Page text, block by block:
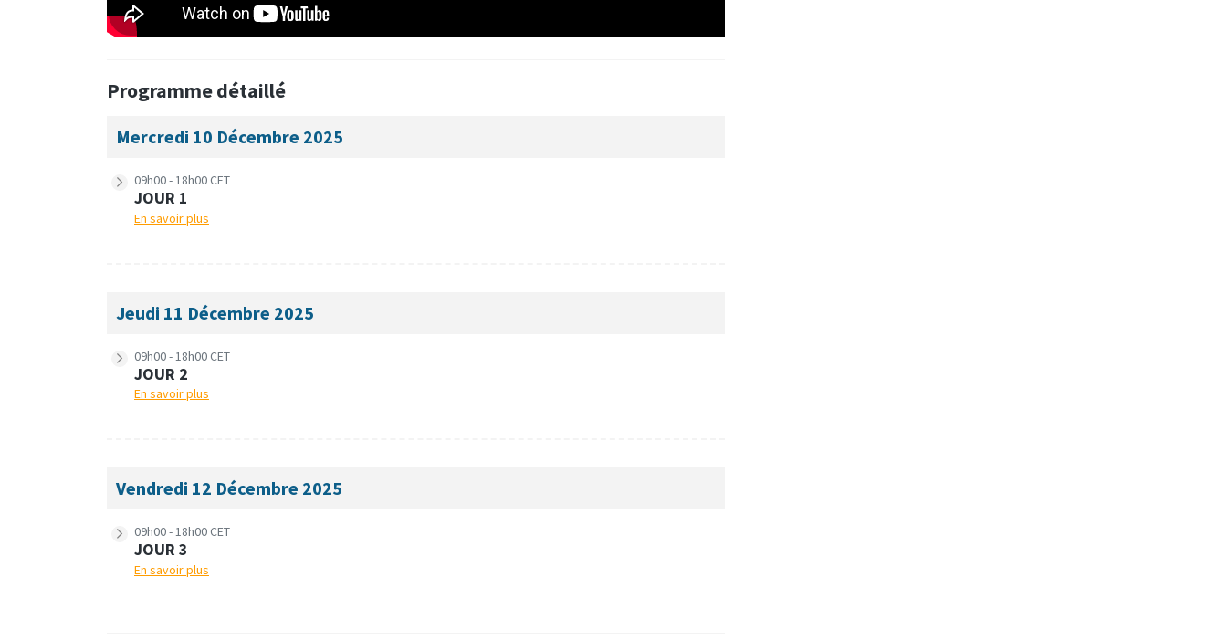
Programme détaillé
Mercredi 10 Décembre 2025
09h00 - 18h00 CET
JOUR 1
En savoir plus
Jeudi 11 Décembre 2025
09h00 - 18h00 CET
JOUR 2
En savoir plus
Vendredi 12 Décembre 2025
09h00 - 18h00 CET
JOUR 3
En savoir plus